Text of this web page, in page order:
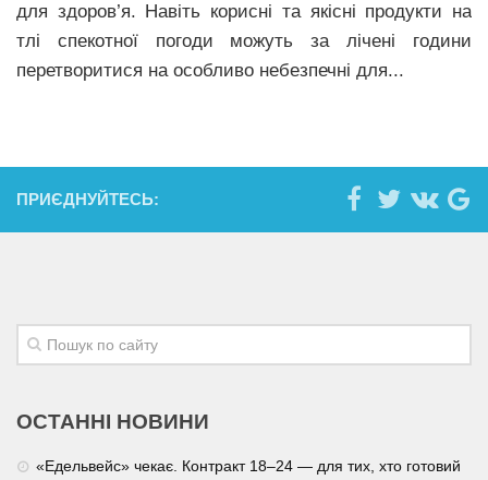
Цікаво
Наука
Рецепти
Привітання
Трагедії
Суспільство
Культура
для здоров’я. Навіть корисні та якісні продукти на
тлі спекотної погоди можуть за лічені години
перетворитися на особливо небезпечні для...
ПРИЄДНУЙТЕСЬ:
ОСТАННІ НОВИНИ
«Едельвейс» чекає. Контракт 18–24 — для тих, хто готовий